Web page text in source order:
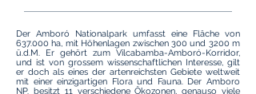
Der Amboró Nationalpark umfasst eine Fläche von
637.000 ha, mit Höhenlagen zwischen 300 und 3200 m
ü.d.M. Er gehört zum Vilcabamba-Amboró-Korridor,
und ist von grossem wissenschaftlichen Interesse, gilt
er doch als eines der artenreichsten Gebiete weltweit
mit einer einzigartigen Flora und Fauna. Der Amboro
NP. besitzt 11 verschiedene Ökozonen, genauso viele